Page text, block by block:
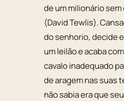
de um milionário
(David Tewlis).
do senhorio, decide
um leilão e acaba
cavalo inadequado
de aragem nas suas
não sabia era que